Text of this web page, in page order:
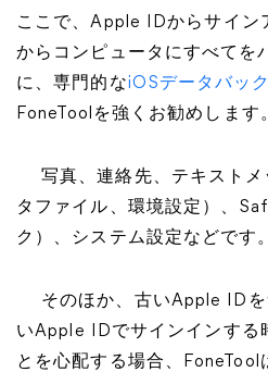
ここで、Apple IDからサイン
からコンピュータにすべてを
に、専門的なiOSデータバッ
FoneToolを強くお勧めします
写真、連絡先、テキスト
タファイル、環境設定）、
ク）、システム設定などです。
そのほか、古いApple ID
いApple IDでサインインする
とを心配する場合、FoneTool